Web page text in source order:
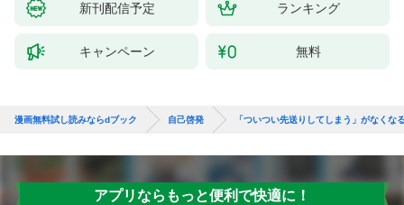
新刊配信予定 ランキング
キャンペーン 無料
漫画無料試し読みならdブック 自己啓発 「ついつい先送りしてしまう」がなくな
アプリならもっと便利で快適に！